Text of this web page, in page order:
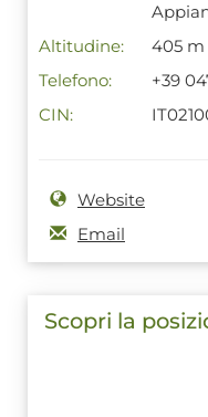
Altitudine:
405 m
Telefono:
+39
CIN:
Website
Email
Scopri la